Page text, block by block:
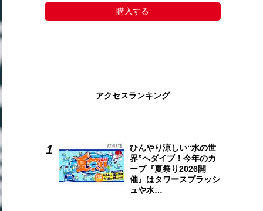
購入する
アクセスランキング
ひんやり涼しい“水の世
界”へダイブ！今年のカ
ープ『夏祭り2026開
催』はタワースプラッシ
ュや水…